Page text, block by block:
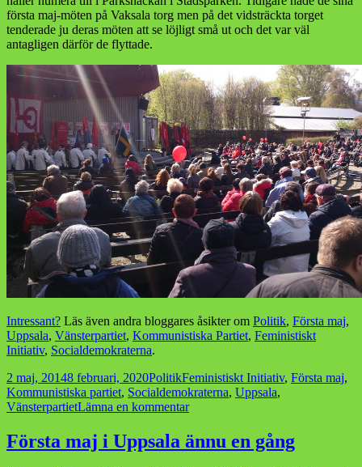
första maj-möten på Vaksala torg men på det vidsträckta torget
tenderade ju deras möten att se löjligt små ut och det var väl
antagligen därför de flyttade.
Intressant? Läs även andra bloggares åsikter om Politik, Första maj,
Uppsala, Vänsterpartiet, Kommunistiska Partiet, Feministiskt
Initiativ, Socialdemokraterna.
Postat
2 maj, 20148 februari, 2020Kategorier
PolitikTaggar
Feministiskt Initiativ, Första maj,
Kommunistiska partiet, Socialdemokraterna, Uppsala,
VänsterpartietLämna en kommentartill
maj
i
Första maj i Uppsala ännu en gång